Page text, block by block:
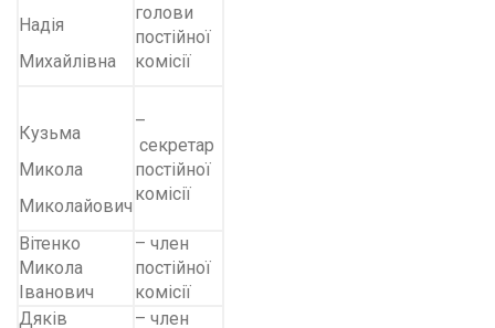
Надія
Михайлівна
голови
постійної
комісії
Кузьма
Микола
Миколайович
–
секретар
постійної
комісії
Вітенко
Микола
Іванович
– член
постійної
комісії
Дяків
– член